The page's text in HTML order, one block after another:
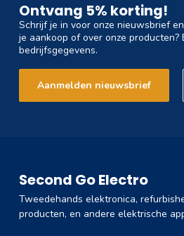
Ontvang 5% korting!
Schrijf je in voor onze nieuwsbrief
je aankoop of over onze
bedrijfsgegevens.
Aanmelden nieuwsbrief
Second Go Electro
Tweedehands elektronica,
producten, en andere elektrische